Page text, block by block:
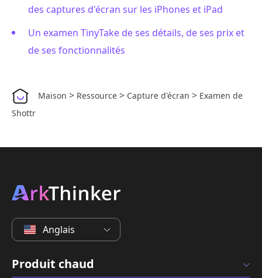
des captures d'écran sur les iPhones et iPad
Un examen TinyTake de ses détails, de ses prix et
de ses fonctionnalités
Maison > Ressource > Capture d'écran > Examen de
Shottr
Anglais
Produit chaud